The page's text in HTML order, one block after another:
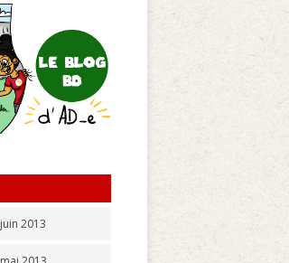
juin 2013